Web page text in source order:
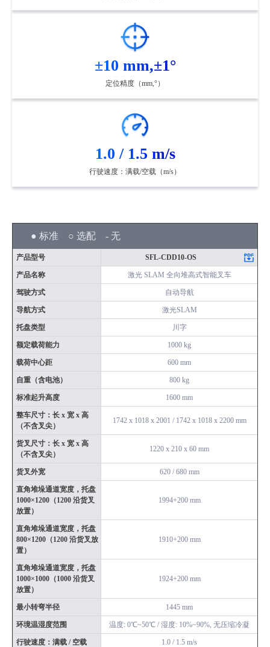
±10 mm,±1°
定位精度（mm,°）
1.0 / 1.5 m/s
行驶速度：满载/空载（m/s）
● 标准 ○ 选配 - 无
产品型号 SFL-CDD10-OS
产品名称 激光 SLAM 全向堆高式智能叉车
驾驶方式 自动导航
导航方式 激光SLAM
托盘类型 川字
额定载荷能力 1000 kg
载荷中心距 600 mm
自重（含电池） 800 kg
标准起升高度 1600 mm
整车尺寸：长 x 宽 x 高
（不含叉尖）
1742 x 1018 x 2001 / 1742 x 1018 x 2200 mm
货叉尺寸：长 x 宽 x 高
（不含叉尖）
1220 x 210 x 60 mm
货叉外宽 620 / 680 mm
直角堆垛通道宽度，托盘
1000×1200（1200 沿货叉
放置）
1994+200 mm
直角堆垛通道宽度，托盘
800×1200（1200 沿货叉放
置）
1910+200 mm
直角堆垛通道宽度，托盘
1000×1000（1000 沿货叉
放置）
1924+200 mm
最小转弯半径 1445 mm
环境温湿度范围 温度: 0℃~50℃ / 湿度: 10%~90%, 无压缩冷凝
行驶速度：满载 / 空载 1.0 / 1.5 m/s